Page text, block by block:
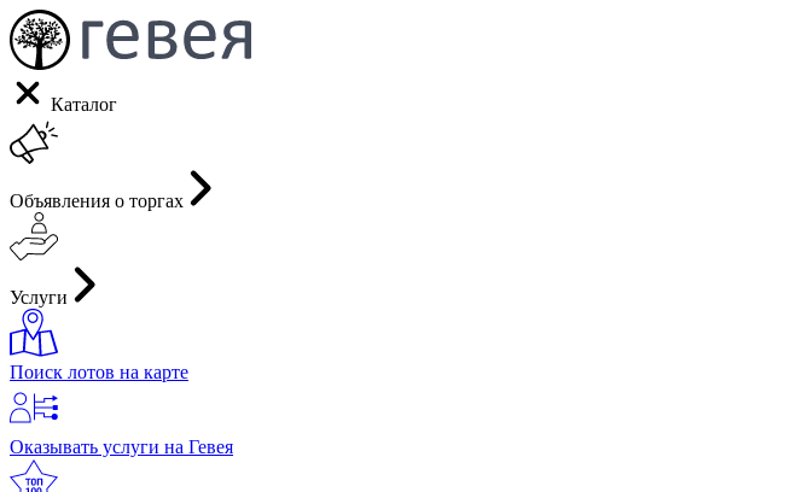
Каталог
Объявления о торгах
Услуги
Поиск лотов на карте
Оказывать услуги на Гевея